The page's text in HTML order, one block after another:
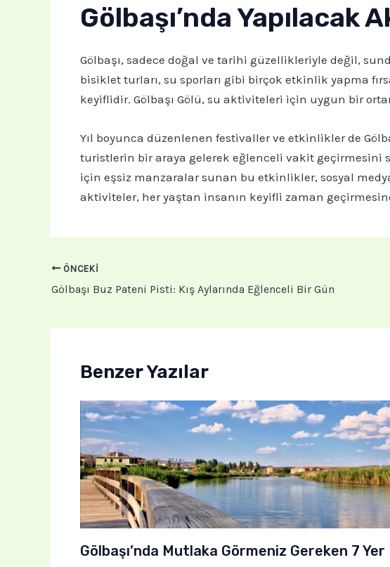
Gölbaşı’nda Yapılacak
Gölbaşı, sadece doğal ve tarihi güzellikleriyle değil,
bisiklet turları, su sporları gibi birçok etkinlik yapma
keyiflidir. Gölbaşı Gölü, su aktiviteleri için uygun bir
Yıl boyunca düzenlenen festivaller ve etkinlikler de
turistlerin bir araya gelerek eğlenceli vakit geçirmesini
için eşsiz manzaralar sunan bu etkinlikler, sosyal
aktiviteler, her yaştan insanın keyifli zaman
ÖNCEKI
Gölbaşı Buz Pateni Pisti: Kış Aylarında Eğlenceli Bir Gün
Benzer Yazılar
Gölbaşı’nda Mutlaka Görmeniz Gereken 7 Yer